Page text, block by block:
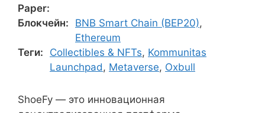
Paper:
Блокчейн: BNB Smart Chain (BEP20),
Ethereum
Теги:
Collectibles & NFTs, Kommunitas
Launchpad, Metaverse, Oxbull
ShoeFy — это инновационная